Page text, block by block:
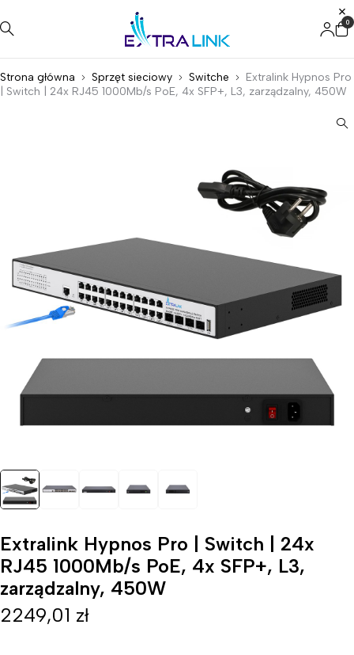
0
Strona główna Sprzęt sieciowy Switche
Extralink Hypnos Pro
| Switch | 24x RJ45 1000Mb/s PoE, 4x SFP+, L3, zarządzalny, 450W
Extralink Hypnos Pro | Switch | 24x
RJ45 1000Mb/s PoE, 4x SFP+, L3,
zarządzalny, 450W
2249,01 zł